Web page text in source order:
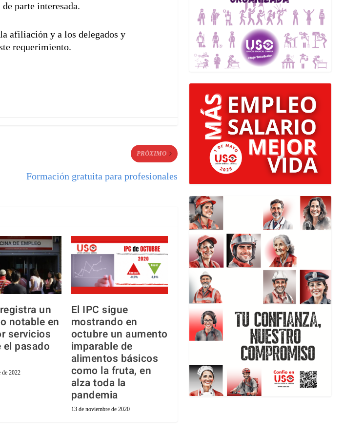
parte interesada.
afiliación y a los delegados y
requerimiento.
PRÓXIMO
Formación gratuita para profesionales
un
notable en
servicios
pasado
de 2022
El IPC sigue
mostrando en
octubre un aumento
imparable de
alimentos básicos
como la fruta, en
alza toda la
pandemia
13 de noviembre de 2020